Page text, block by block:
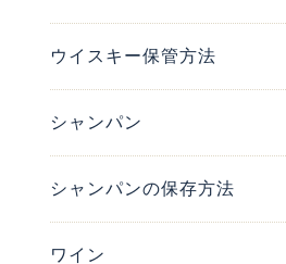
ウイスキー保管方法
シャンパン
シャンパンの保存方法
ワイン